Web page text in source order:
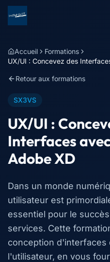
Accueil
Formations
UX/UI : Concevez des
Retour aux formations
SX3VS
UX/UI :
Interfaces
Adobe XD
Dans un monde
utilisateur est
essentiel pour le
services. Cette
conception d'interfaces
l'utilisateur, en vous